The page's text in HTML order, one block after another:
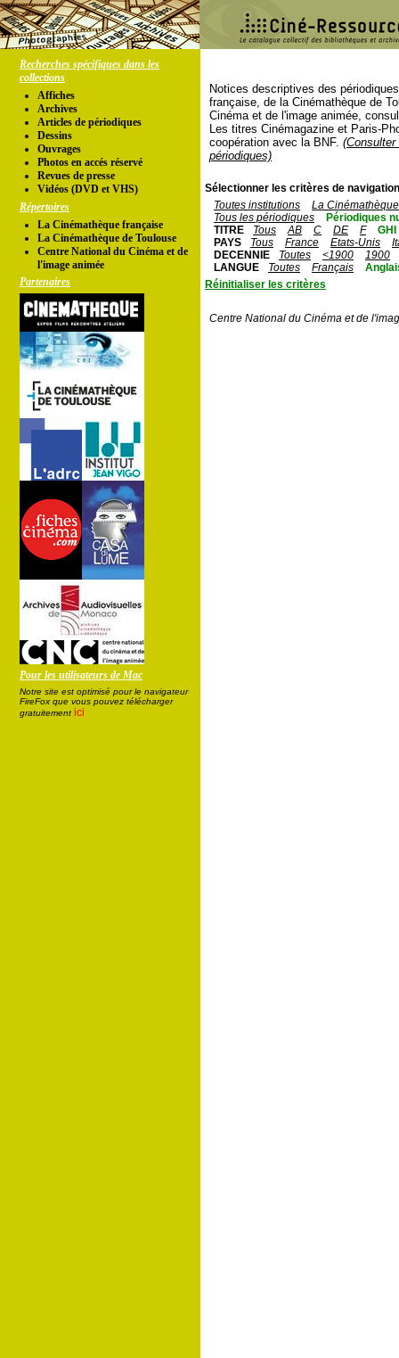
Recherches spécifiques dans les
collections
Affiches
Archives
Articles de périodiques
Dessins
Ouvrages
Photos en accés réservé
Revues de presse
Vidéos (DVD et VHS)
Répertoires
La Cinémathèque française
La Cinémathèque de Toulouse
Centre National du Cinéma et de
l'image animée
Partenaires
Pour les utilisateurs de Mac
Notre site est optimisé pour le navigateur
FireFox que vous pouvez télécharger
gratuitement ici
Notices descriptives des
française, de la Cinémathèque de
Cinéma et de l'image animée,
Les titres Cinémagazine et Paris-
coopération avec la BNF.
périodiques)
Sélectionner les critères de
Toutes institutions
La
Tous les périodiques
Périodiques
TITRE
Tous AB C DE F
GHI
PAYS
Tous France Etats-Unis
DECENNIE
Toutes <1900
1900
LANGUE
Toutes Français
Réinitialiser les critères
Centre National du Cinéma et de